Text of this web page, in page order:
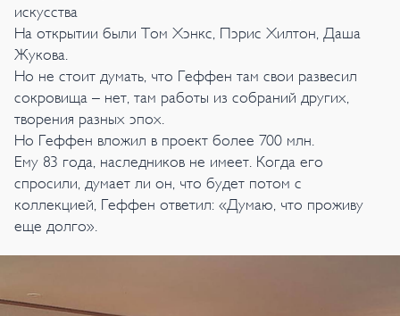
искусства
На открытии были Том Хэнкс, Пэрис Хилтон, Даша
Жукова.
Но не стоит думать, что Геффен там свои развесил
сокровища – нет, там работы из собраний других,
творения разных эпох.
Но Геффен вложил в проект более 700 млн.
Ему 83 года, наследников не имеет. Когда его
спросили, думает ли он, что будет потом с
коллекцией, Геффен ответил: «Думаю, что проживу
еще долго».